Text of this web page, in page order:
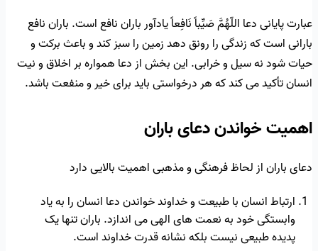
عبارت پایانی دعا اللّهُمَّ صَيِّباً نَافِعاً یادآور باران نافع است. باران نافع
بارانی است که زندگی را رونق دهد زمین را سبز کند و باعث برکت و
حیات شود نه سیل و خرابی. این بخش از دعا همواره بر اخلاق و نیت
انسان تأکید می کند که هر درخواستی باید برای خیر و منفعت باشد.
اهمیت خواندن دعای باران
دعای باران از لحاظ فرهنگی و مذهبی اهمیت بالایی دارد
ارتباط انسان با طبیعت و خداوند خواندن دعا انسان را به یاد
وابستگی خود به نعمت های الهی می اندازد. باران تنها یک
پدیده طبیعی نیست بلکه نشانه قدرت خداوند است.